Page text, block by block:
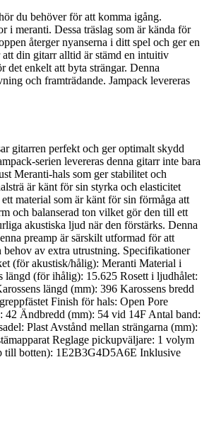
du behöver för att komma igång.
meranti. Dessa träslag som är kända för
återger nyanserna i ditt spel och ger en
din gitarr alltid är stämd en intuitiv
enkelt att byta strängar. Denna
och framträdande. Jampack levereras
gitarren perfekt och ger optimalt skydd
serien levereras denna gitarr inte bara
Meranti-hals som ger stabilitet och
är känt för sin styrka och elasticitet
material som är känt för sin förmåga att
och balanserad ton vilket gör den till ett
akustiska ljud när den förstärks. Denna
preamp är särskilt utformad för att
av extra utrustning. Specifikationer
(för akustisk/hålig): Meranti Material i
(för ihålig): 15.625 Rosett i ljudhålet:
längd (mm): 396 Karossens bredd
Finish för hals: Open Pore
42 Ändbredd (mm): 54 vid 14F Antal band:
Plast Avstånd mellan strängarna (mm):
Reglage pickupväljare: 1 volym
till botten): 1E2B3G4D5A6E Inklusive